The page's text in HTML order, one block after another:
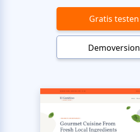
Gratis testen
Demoversion